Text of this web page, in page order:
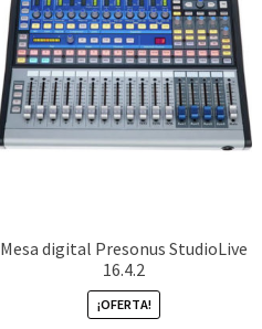
Mesa digital Presonus StudioLive
16.4.2
¡OFERTA!